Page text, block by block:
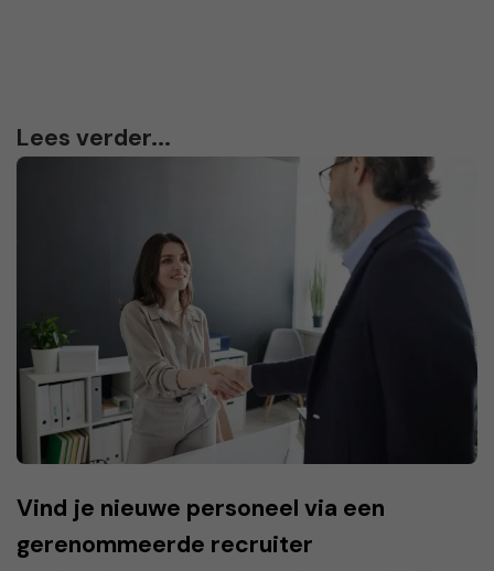
Lees verder...
Vind je nieuwe personeel via een
gerenommeerde recruiter